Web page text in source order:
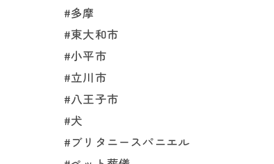
#多摩
#東大和市
#小平市
#立川市
#八王子市
#犬
#ブリタニースパニエル